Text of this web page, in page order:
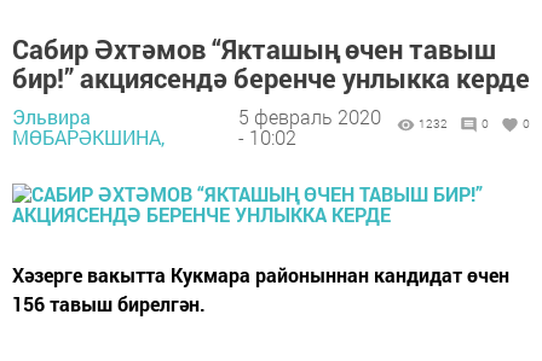
Сабир Әхтәмов “Якташың өчен тавыш
бир!” акциясендә беренче унлыкка керде
Эльвира
МӨБАРӘКШИНА,
5 февраль 2020
- 10:02
1232 0 0
Хәзерге вакытта Кукмара районыннан кандидат өчен
156 тавыш бирелгән.